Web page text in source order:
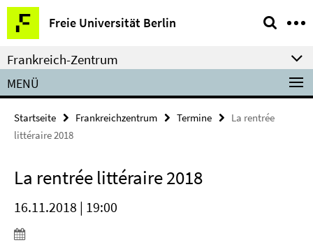
Springe
direkt
zu
Inhalt
Freie Universität Berlin
Service-
Navigation
Frankreich-Zentrum
MENÜ
Startseite Frankreichzentrum Termine
La rentrée
littéraire 2018
La rentrée littéraire 2018
16.11.2018 | 19:00